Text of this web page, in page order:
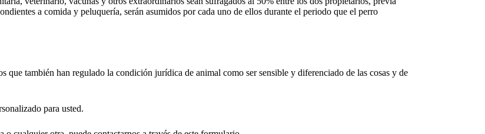
a comida y peluquería, serán asumidos por cada uno de ellos durante el periodo que el perro
que también han regulado la condición jurídica de animal como ser sensible y diferenciado de las cosas y de
para usted.